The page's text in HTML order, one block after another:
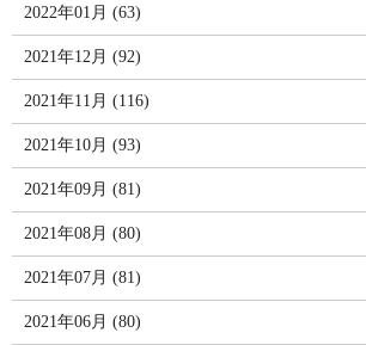
2022年01月 (63)
2021年12月 (92)
2021年11月 (116)
2021年10月 (93)
2021年09月 (81)
2021年08月 (80)
2021年07月 (81)
2021年06月 (80)